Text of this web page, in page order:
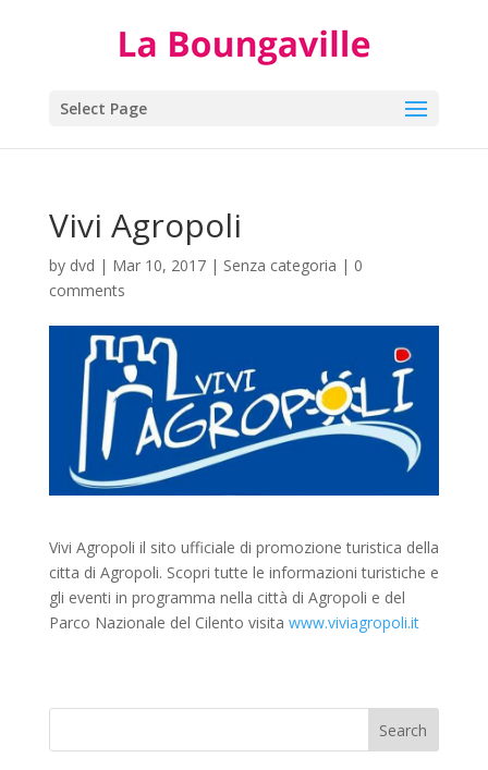
Select Page
Vivi Agropoli
by dvd | Mar 10, 2017| Senza categoria | 0
comments
Vivi Agropoli il sito ufficiale di promozione turistica della
citta di Agropoli. Scopri tutte le informazioni turistiche e
gli eventi in programma nella città di Agropoli e del
Parco Nazionale del Cilento visita www.viviagropoli.it